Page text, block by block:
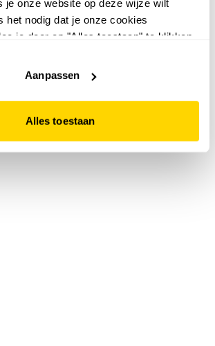
je onze website op deze wijze wilt
het nodig dat je onze cookies
je door op "Alles toestaan" te klikken.
functioneert.
Aanpassen
Alles toestaan